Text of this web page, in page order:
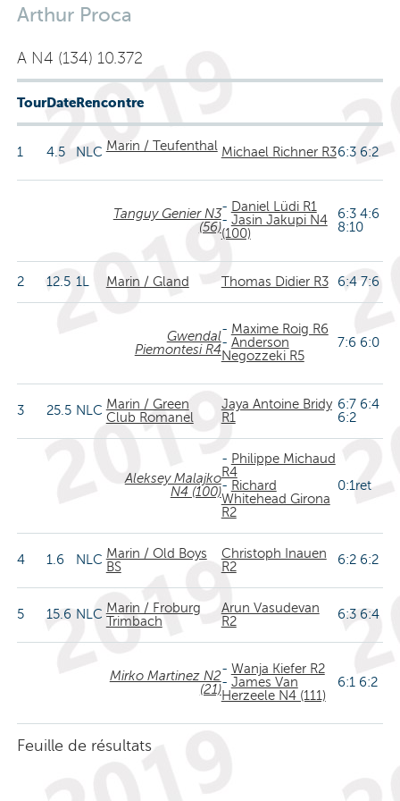
Arthur Proca
A N4 (134) 10.372
TourDateRencontre
1 4.5 NLCMarin / Teufenthal Michael Richner R36:3 6:2
Tanguy Genier N3
(56)
- Daniel Lüdi R1
- Jasin Jakupi N4
(100)
6:3 4:6
8:10
2 12.5 1L Marin / Gland Thomas Didier R3 6:4 7:6
Gwendal
Piemontesi R4
- Maxime Roig R6
- Anderson
Negozzeki R5
7:6 6:0
3 25.5 NLCMarin / Green
Club Romanel
Jaya Antoine Bridy
R1
6:7 6:4
6:2
Aleksey Malajko
N4 (100)
- Philippe Michaud
R4
- Richard
Whitehead Girona
R2
0:1ret
4 1.6 NLCMarin / Old Boys
BS
Christoph Inauen
R2
6:2 6:2
5 15.6 NLCMarin / Froburg
Trimbach
Arun Vasudevan
R2
6:3 6:4
Mirko Martinez N2
(21)
- Wanja Kiefer R2
- James Van
Herzeele N4 (111)
6:1 6:2
Feuille de résultats